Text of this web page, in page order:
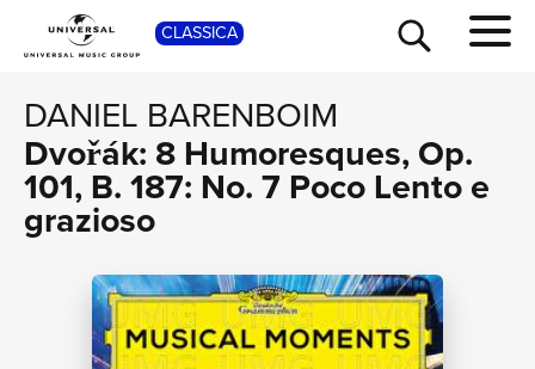
CLASSICA
DANIEL BARENBOIM
Dvořák: 8 Humoresques, Op.
101, B. 187: No. 7 Poco Lento e
grazioso
SHOP